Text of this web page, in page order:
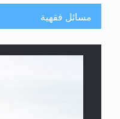
مسائل فقهية